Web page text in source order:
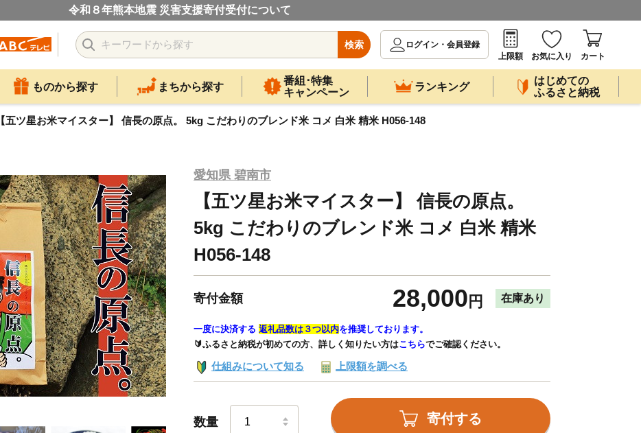
令和８年熊本地震 災害支援寄付受付について
検索
ログイン・会員登録
上限額
お気に入り カート
ものから探す まちから探す
番組･特集
キャンペーン
ランキング
はじめての
ふるさと納税
【五ツ星お米マイスター】 信長の原点。 5kg こだわりのブレンド米 コメ 白米 精米 H056-148
愛知県 碧南市
【五ツ星お米マイスター】 信長の原点。
5kg こだわりのブレンド米 コメ 白米 精米
H056-148
寄付金額 28,000 円 在庫あり
一度に決済する 返礼品数は３つ以内を推奨しております。
🔰ふるさと納税が初めての方、詳しく知りたい方はこちらでご確認ください。
仕組みについて知る 上限額を調べる
数量 寄付する